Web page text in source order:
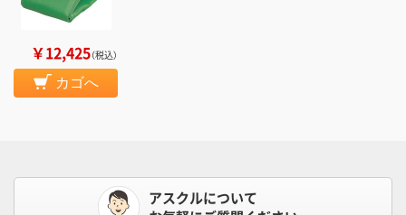
￥12,425（税込）
カゴへ
アスクルについて